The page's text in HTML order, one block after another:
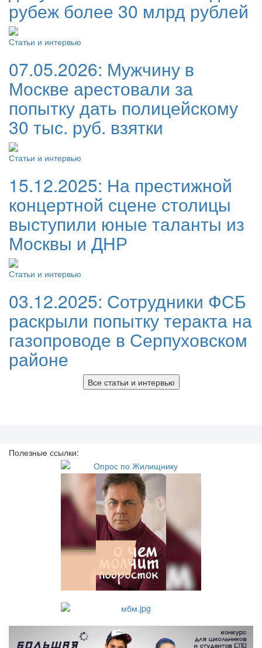
рубеж более 30 млрд рублей
Статьи и интервью
07.05.2026: Мужчину в
Москве арестовали за
попытку дать полицейскому
30 тыс. руб. взятки
Статьи и интервью
15.12.2025: На престижной
концертной сцене столицы
выступили юные таланты из
Москвы и ДНР
Статьи и интервью
03.12.2025: Сотрудники ФСБ
раскрыли попытку теракта на
газопроводе в Серпуховском
районе
Все статьи и интервью
Полезные ссылки: